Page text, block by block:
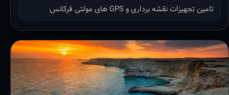
تامین تجهیزات نقشه برداری و GPS های مولتی فرکانس